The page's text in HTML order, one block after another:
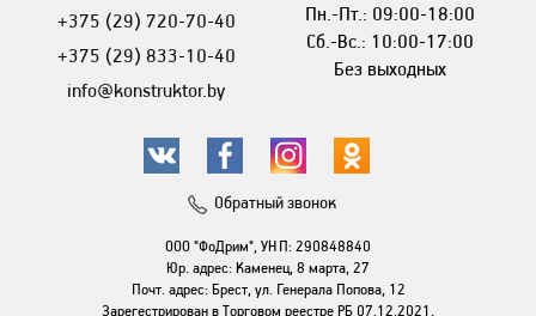
+375 (29) 720-70-40
+375 (29) 833-10-40
info@konstruktor.by
Пн.-Пт.: 09:00-18:00
Сб.-Вс.: 10:00-17:00
Без выходных
Обратный звонок
ООО "ФоДрим", УНП: 290848840
Юр. адрес: Каменец, 8 марта, 27
Почт. адрес: Брест, ул. Генерала Попова, 12
Зарегестрирован в Торговом реестре РБ 07.12.2021,